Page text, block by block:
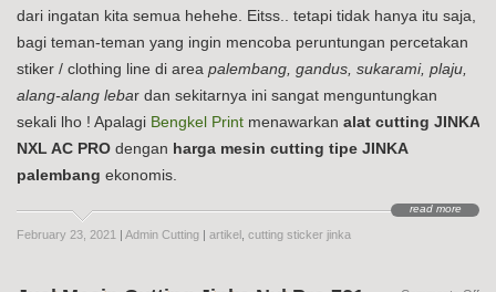
dari ingatan kita semua hehehe. Eitss.. tetapi tidak hanya itu saja,
bagi teman-teman yang ingin mencoba peruntungan percetakan
stiker / clothing line di area palembang, gandus, sukarami, plaju,
alang-alang lebar dan sekitarnya ini sangat menguntungkan
sekali lho ! Apalagi Bengkel Print menawarkan alat cutting JINKA
NXL AC PRO dengan harga mesin cutting tipe JINKA
palembang ekonomis.
read more
February 23, 2021 | Admin Cutting | artikel cutting sticker jinka